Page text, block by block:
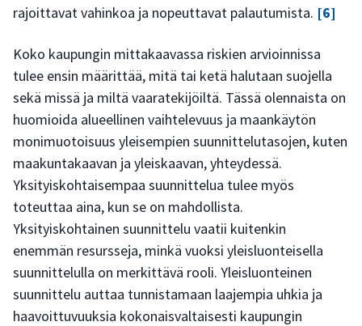
rajoittavat vahinkoa ja nopeuttavat palautumista. [6]
Koko kaupungin mittakaavassa riskien arvioinnissa
tulee ensin määrittää, mitä tai ketä halutaan suojella
sekä missä ja miltä vaaratekijöiltä. Tässä olennaista on
huomioida alueellinen vaihtelevuus ja maankäytön
monimuotoisuus yleisempien suunnittelutasojen, kuten
maakuntakaavan ja yleiskaavan, yhteydessä.
Yksityiskohtaisempaa suunnittelua tulee myös
toteuttaa aina, kun se on mahdollista.
Yksityiskohtainen suunnittelu vaatii kuitenkin
enemmän resursseja, minkä vuoksi yleisluonteisella
suunnittelulla on merkittävä rooli. Yleisluonteinen
suunnittelu auttaa tunnistamaan laajempia uhkia ja
haavoittuvuuksia kokonaisvaltaisesti kaupungin